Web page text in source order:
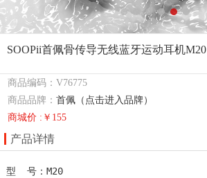
SOOPii首佩骨传导无线蓝牙运动耳机M20
商品编码：V76775
商品品牌：首佩（点击进入品牌）
商城价 :￥155
产品详情
型  号：M20